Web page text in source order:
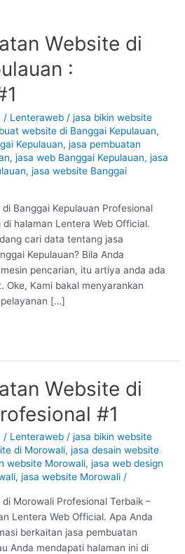
Website di
:
/ Lenteraweb /jasa bikin website
website di Banggai Kepulauan,
Kepulauan,jasa pembuatan
,jasa web Banggai Kepulauan,jasa
,jasa website Banggai
Banggai Kepulauan Profesional
halaman Lentera Web Official.
cari data tentang jasa
Kepulauan? Bila Anda
pencarian, itu artiya anda ada
Oke, Kami bakal menyarankan
[…]
Website di
#1
/ Lenteraweb/jasa bikin website
di Morowali,jasa desain website
website Morowali,jasa web design
,jasa website Morowali /
Morowali Profesional Terbaik –
Lentera Web Official. Apa Anda
berkaitan jasa pembuatan
Anda mendapati halaman ini di